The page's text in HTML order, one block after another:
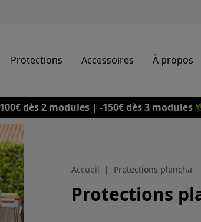
Protections Accessoires À propos
dès 2 modules | -150€ dès 3 modules
Accueil Protections plancha
Protections